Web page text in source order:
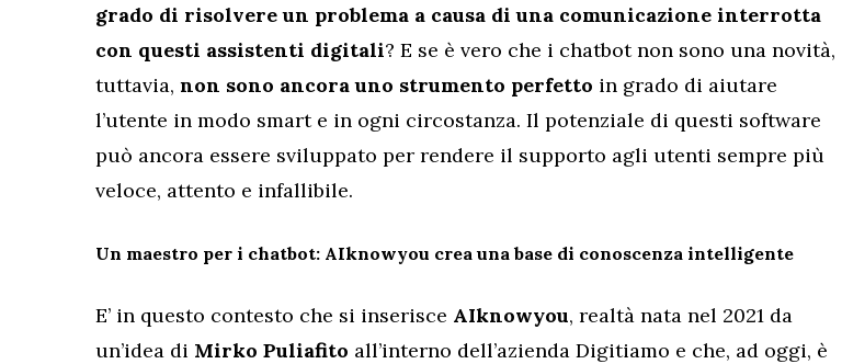
grado di risolvere un problema a causa di una comunicazione interrotta
con questi assistenti digitali? E se è vero che i chatbot non sono una novità,
tuttavia, non sono ancora uno strumento perfetto in grado di aiutare
l’utente in modo smart e in ogni circostanza. Il potenziale di questi software
può ancora essere sviluppato per rendere il supporto agli utenti sempre più
veloce, attento e infallibile.
Un maestro per i chatbot: AIknowyou crea una base di conoscenza intelligente
E’ in questo contesto che si inserisce AIknowyou, realtà nata nel 2021 da
un’idea di Mirko Puliafito all’interno dell’azienda Digitiamo e che, ad oggi, è